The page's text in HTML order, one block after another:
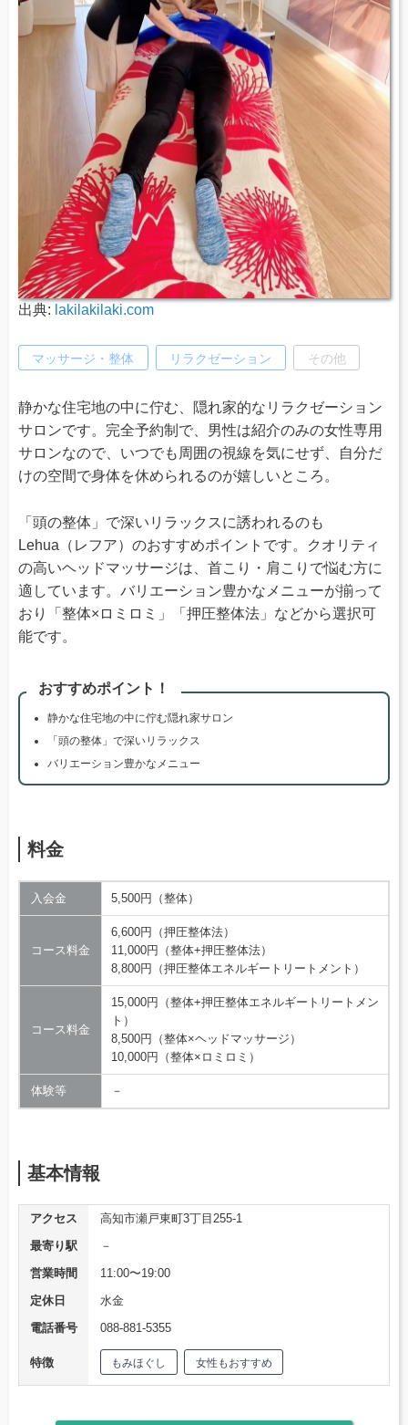
出典: lakilakilaki.com
マッサージ・整体 リラクゼーション その他
静かな住宅地の中に佇む、隠れ家的なリラクゼーション
サロンです。完全予約制で、男性は紹介のみの女性専用
サロンなので、いつでも周囲の視線を気にせず、自分だ
けの空間で身体を休められるのが嬉しいところ。
「頭の整体」で深いリラックスに誘われるのも
Lehua（レフア）のおすすめポイントです。クオリティ
の高いヘッドマッサージは、首こり・肩こりで悩む方に
適しています。バリエーション豊かなメニューが揃って
おり「整体×ロミロミ」「押圧整体法」などから選択可
能です。
おすすめポイント！
静かな住宅地の中に佇む隠れ家サロン
「頭の整体」で深いリラックス
バリエーション豊かなメニュー
料金
入会金 5,500円（整体）
コース料金
6,600円（押圧整体法）
11,000円（整体+押圧整体法）
8,800円（押圧整体エネルギートリートメント）
コース料金
15,000円（整体+押圧整体エネルギートリートメン
ト）
8,500円（整体×ヘッドマッサージ）
10,000円（整体×ロミロミ）
体験等 －
基本情報
アクセス
高知市瀬戸東町3丁目255-1
最寄り駅
－
営業時間
11:00〜19:00
定休日
水金
電話番号
088-881-5355
特徴 もみほぐし 女性もおすすめ